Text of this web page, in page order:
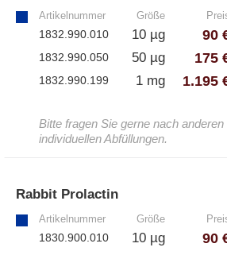
Artikelnummer Größe
1832.990.010 10 µg 90
1832.990.050 50 µg 175
1832.990.199 1 mg 1.195
Bitte fragen Sie gerne nach
individuellen Abfüllungen.
Rabbit Prolactin
Artikelnummer Größe
1830.900.010 10 µg 90